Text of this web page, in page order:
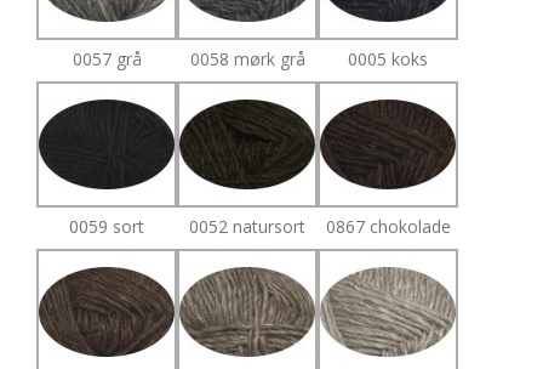
0057 grå 0058 mørk grå 0005 koks
0059 sort 0052 natursort 0867 chokolade